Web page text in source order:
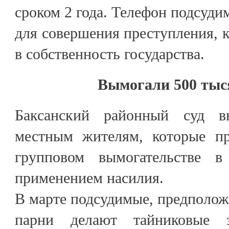
сроком 2 года. Телефон
для совершения преступления,
в собственность государства.
Вымогали 500
Баксанский районный суд
местным жителям, которые
групповом вымогательстве
применением насилия.
В марте подсудимые,
парни делают тайниковые